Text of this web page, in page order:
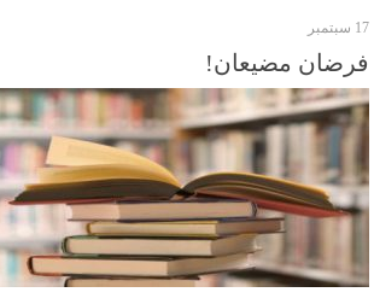
17 سبتمبر
فرضان مضيعان!